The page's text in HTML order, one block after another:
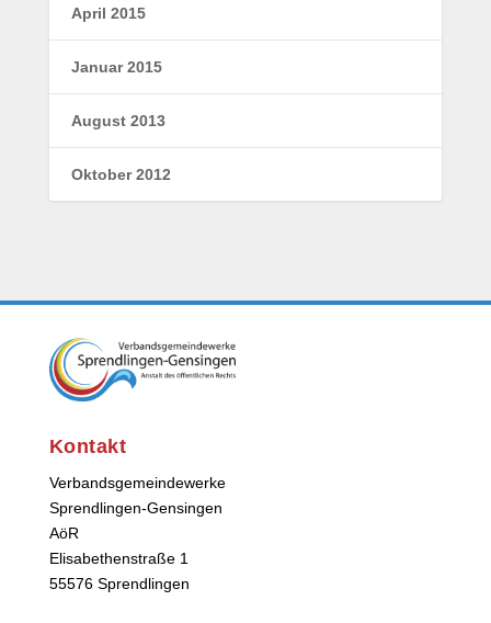
April 2015
Januar 2015
August 2013
Oktober 2012
Kontakt
Verbandsgemeindewerke
Sprendlingen-Gensingen
AöR
Elisabethenstraße 1
55576 Sprendlingen